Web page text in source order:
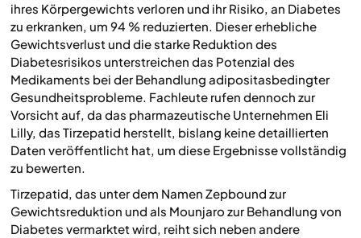
ihres Körpergewichts verloren und ihr Risiko, an Diabetes
zu erkranken, um 94 % reduzierten. Dieser erhebliche
Gewichtsverlust und die starke Reduktion des
Diabetesrisikos unterstreichen das Potenzial des
Medikaments bei der Behandlung adipositasbedingter
Gesundheitsprobleme. Fachleute rufen dennoch zur
Vorsicht auf, da das pharmazeutische Unternehmen Eli
Lilly, das Tirzepatid herstellt, bislang keine detaillierten
Daten veröffentlicht hat, um diese Ergebnisse vollständig
zu bewerten.
Tirzepatid, das unter dem Namen Zepbound zur
Gewichtsreduktion und als Mounjaro zur Behandlung von
Diabetes vermarktet wird, reiht sich neben andere